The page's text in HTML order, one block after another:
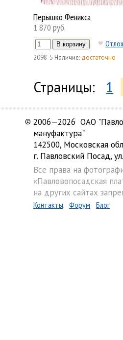
Перышко Феникса
1 870 руб.
2098-5 Наличие: достаточно
Страницы: 1
© 2006—2026 ОАО
мануфактура"
142500, Московская
г. Павловский Посад,
Все права на
«Павловопосадская
на других сайтах
Контакты Форум Блог